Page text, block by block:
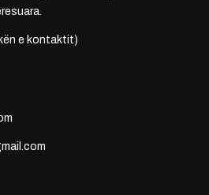
e kontaktit)